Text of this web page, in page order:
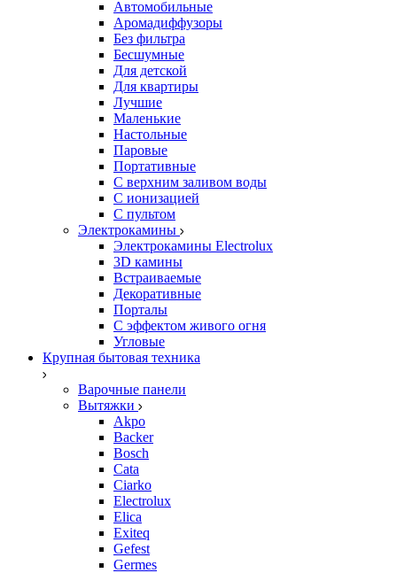
Автомобильные
Аромадиффузоры
Без фильтра
Бесшумные
Для детской
Для квартиры
Лучшие
Маленькие
Настольные
Паровые
Портативные
С верхним заливом воды
С ионизацией
С пультом
Электрокамины
Электрокамины Electrolux
3D камины
Встраиваемые
Декоративные
Порталы
С эффектом живого огня
Угловые
Крупная бытовая техника
Варочные панели
Вытяжки
Akpo
Backer
Bosch
Cata
Ciarko
Electrolux
Elica
Exiteq
Gefest
Germes